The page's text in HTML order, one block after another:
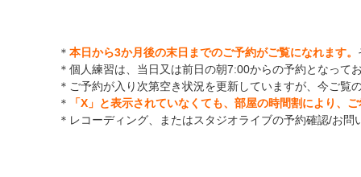
＊ 本日から3か月後の末日までのご予約がご覧になれます。
＊個人練習は、当日又は前日の朝7:00からの予約となってお
＊ご予約が入り次第空き状況を更新していますが、今ご覧
＊
「X」と表示されていなくても、部屋の時間割により、
＊レコーディング、またはスタジオライブの予約確認/お問